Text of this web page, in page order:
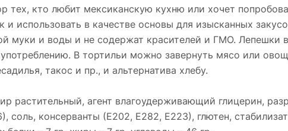
тех, кто любит мексиканскую кухню или хочет
и использовать в качестве основы для изысканных
муки и воды и не содержат красителей и ГМО. Лепешки
В тортильи можно завернуть мясо или
такос и пр., и альтернатива хлебу.
растительный, агент влагоудерживающий глицерин,
соль, консерванты (Е202, Е282, Е223), глютен,